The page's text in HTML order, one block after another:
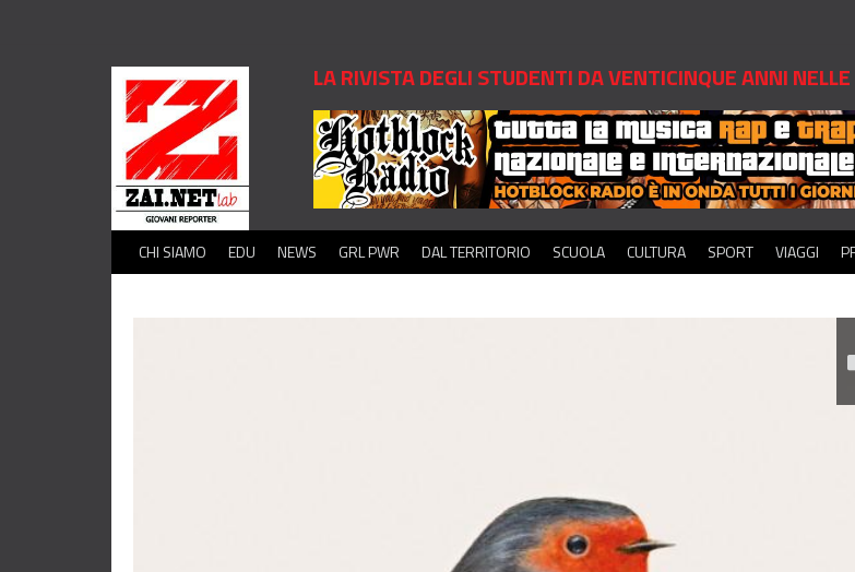
LA RIVISTA DEGLI STUDENTI DA VENTICINQUE ANNI NELLE
CHI SIAMO EDU NEWS GRL PWR DAL TERRITORIO SCUOLA CULTURA SPORT VIAGGI